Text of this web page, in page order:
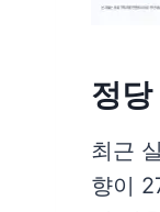
정
최근
향이